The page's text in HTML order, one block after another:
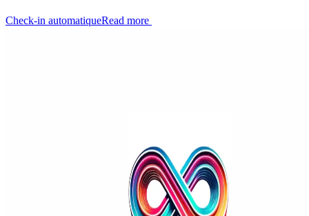
Check-in automatiqueRead more